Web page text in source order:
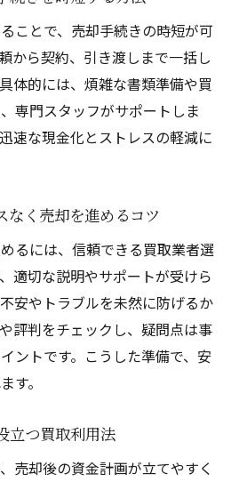
ことで、売却手続きの時短が可
から契約、引き渡しまで一括し
体的には、煩雑な書類準備や買
専門スタッフがサポートしま
速な現金化とストレスの軽減に
なく売却を進めるコツ
るには、信頼できる買取業者選
適切な説明やサポートが受けら
安やトラブルを未然に防げるか
評判をチェックし、疑問点は事
ントです。こうした準備で、安
す。
立つ買取利用法
売却後の資金計画が立てやすく